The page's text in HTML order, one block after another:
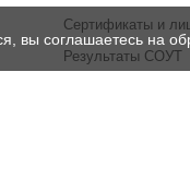
Сертификаты и
Результаты СОУТ
вы соглашаетесь на